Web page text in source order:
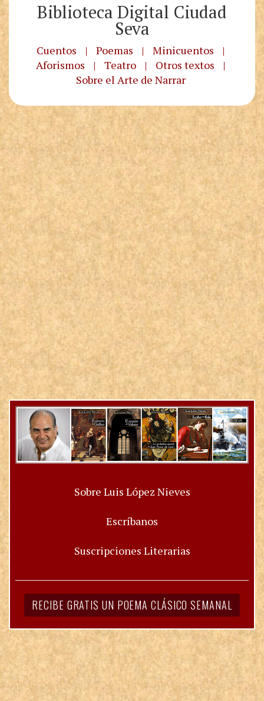
Biblioteca Digital Ciudad
Seva
Cuentos | Poemas | Minicuentos
|
Aforismos
| Teatro | Otros textos
|
Sobre el Arte de Narrar
Sobre Luis López Nieves
Escríbanos
Suscripciones Literarias
RECIBE GRATIS UN POEMA CLÁSICO SEMANAL